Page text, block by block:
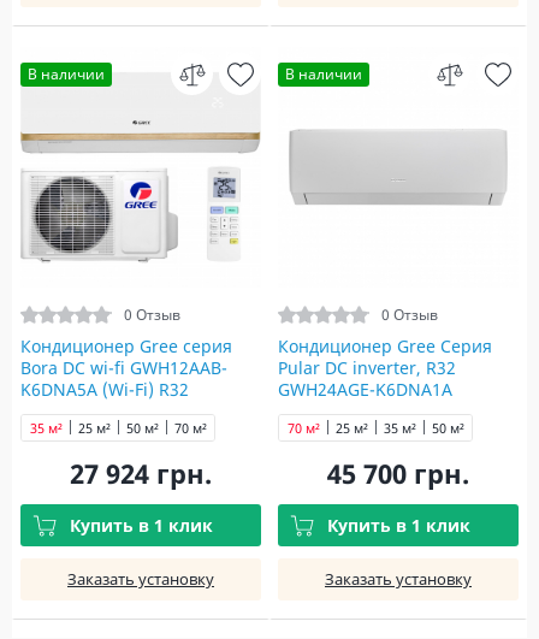
В наличии
0 Отзыв
Кондиционер Gree серия
Bora DC wi-fi GWH12AAB-
K6DNA5A (Wi-Fi) R32
25 м²
35 м² 50 м² 70 м²
27 924 грн.
Купить в 1 клик
Заказать установку
В наличии
0 Отзыв
Кондиционер Gree Серия
Pular DC inverter, R32
GWH24AGE-K6DNA1A
25 м² 35 м² 50 м²
70 м²
45 700 грн.
Купить в 1 клик
Заказать установку